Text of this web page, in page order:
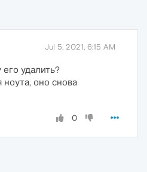
Jul 5, 2021, 6:15 AM
удалить?
оно снова
0